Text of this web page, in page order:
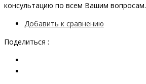
консультацию по всем Вашим вопросам.
Добавить к сравнению
Поделиться :